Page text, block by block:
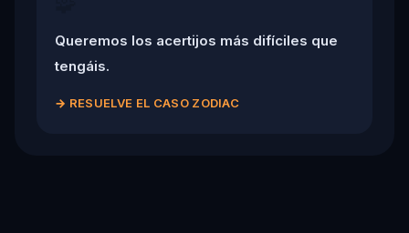
Queremos los acertijos más difíciles que
tengáis.
→ RESUELVE EL CASO ZODIAC